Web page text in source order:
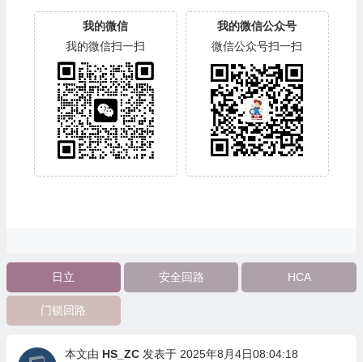
我的微信
我的微信扫一扫
我的微信公众号
微信公众号扫一扫
日立 安全回路 HCA
门锁回路
本文由 HS_ZC发表于 2025年8月4日08:04:18